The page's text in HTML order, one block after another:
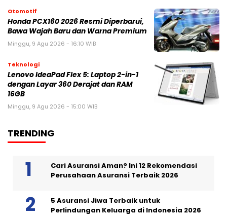
Otomotif
Honda PCX160 2026 Resmi Diperbarui,
Bawa Wajah Baru dan Warna Premium
Minggu, 9 Agu 2026 - 16:10 WIB
Teknologi
Lenovo IdeaPad Flex 5: Laptop 2-in-1
dengan Layar 360 Derajat dan RAM
16GB
Minggu, 9 Agu 2026 - 15:00 WIB
TRENDING
Cari Asuransi Aman? Ini 12 Rekomendasi
Perusahaan Asuransi Terbaik 2026
5 Asuransi Jiwa Terbaik untuk
Perlindungan Keluarga di Indonesia 2026